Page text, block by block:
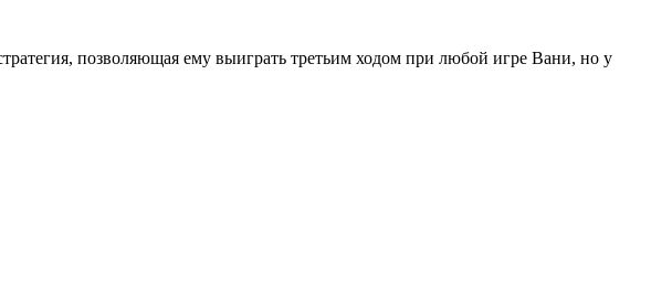
позволяющая ему выиграть третьим ходом при любой игре Вани, но у